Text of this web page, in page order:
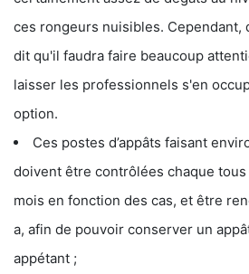
ces rongeurs nuisibles. Cependant,
dit qu'il faudra faire beaucoup
laisser les professionnels s'en
option.
Ces postes d’appâts faisant
doivent être contrôlées chaque
mois en fonction des cas, et être
a, afin de pouvoir conserver un
appétant ;